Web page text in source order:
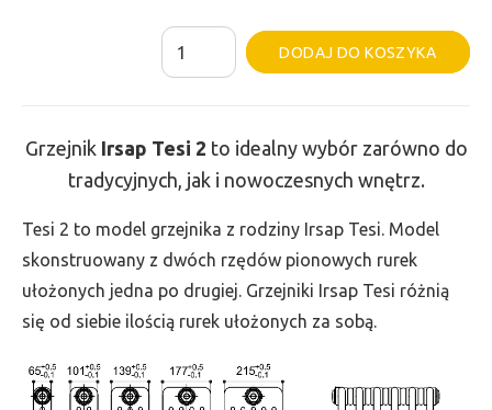
ilość
Grzejnik
-
wys.
565,
szer.
1440,
1308
DODAJ DO KOSZYKA
Grzejnik Irsap Tesi 2 to idealny wybór zarówno do
tradycyjnych, jak i nowoczesnych wnętrz.
Tesi 2 to model grzejnika z rodziny Irsap Tesi. Model
skonstruowany z dwóch rzędów pionowych rurek
ułożonych jedna po drugiej. Grzejniki Irsap Tesi różnią
się od siebie ilością rurek ułożonych za sobą.